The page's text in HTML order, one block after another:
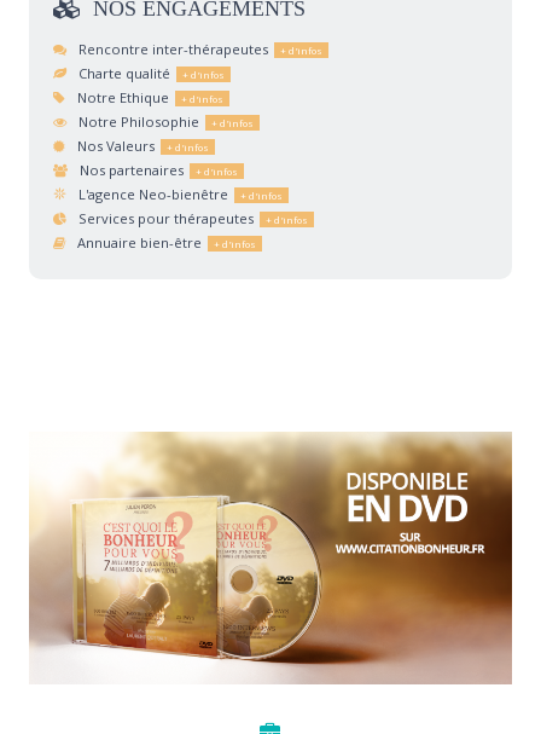
NOS ENGAGEMENTS
Rencontre inter-thérapeutes
Charte qualité
Notre Ethique
Notre Philosophie
Nos Valeurs
Nos partenaires
L'agence Neo-bienêtre
Services pour thérapeutes
Annuaire bien-être